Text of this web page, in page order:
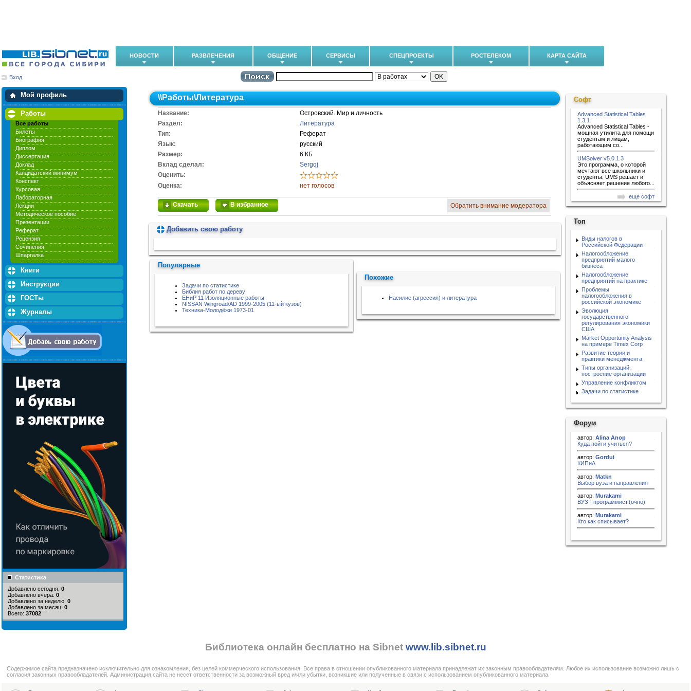
НОВОСТИ РАЗВЛЕЧЕНИЯ ОБЩЕНИЕ СЕРВИСЫ СПЕЦПРОЕКТЫ РОСТЕЛЕКОМ КАРТА САЙТА
Вход
Мой профиль
Мои закладки
Работы
Все работы
Билеты
Биография
Диплом
Диссертация
Доклад
Кандидатский минимум
Конспект
Курсовая
Лабораторная
Лекции
Методическое пособие
Презентации
Реферат
Рецензия
Сочинения
Шпаргалка
Книги
Инструкции
ГОСТы
Журналы
Статистика
Добавлено сегодня: 0
Добавлено вчера: 0
Добавлено за неделю: 0
Добавлено за месяц: 0
Всего: 37082
\\Работы\Литература
Название:
Островский. Мир и личность
Раздел:
Литература
Тип:
Реферат
Язык:
русский
Размер:
6 КБ
Вклад сделал:
Sergqj
Оценить:
Оценка:
нет голосов
Скачать В избранное Обратить внимание модератора
Добавить свою работу
Популярные
Задачи по статистике
Библия работ по дереву
ЕНиР 11 Изоляционные работы
NISSAN Wingroad/AD 1999-2005 (11-ый кузов)
Техника-Молодёжи 1973-01
Похожие
Насилие (агрессия) и литература
Софт
Advanced Statistical Tables
1.3.1
Advanced Statistical Tables -
мощная утилита для помощи
студентам и лицам,
работающим со...
UMSolver v5.0.1.3
Это программа, о которой
мечтают все школьники и
студенты. UMS решает и
объясняет решение любого...
еще софт
Топ
Виды налогов в
Российской Федерации
Налогообложение
предприятий малого
бизнеса
Налогообложение
предприятий на практике
Проблемы
налогообложения в
российской экономике
Эволюция
государственного
регулирования экономики
США
Market Opportunity Analysis
на примере Timex Corp
Развитие теории и
практики менеджмента
Типы организаций,
построение организации
Управление конфликтом
Задачи по статистике
Форум
автор: Alina Anop
Куда пойти учиться?
автор: Gordui
КИПиА
автор: Matkn
Выбор вуза и направления
автор: Murakami
ВУЗ - программист.(очно)
автор: Murakami
Кто как списывает?
Библиотека онлайн бесплатно на Sibnet www.lib.sibnet.ru
Cодержимое сайта предназначено исключительно для ознакомления, без целей коммерческого использования. Все права в отношении опубликованного материала принадлежат их законным правообладателям. Любое их использование возможно лишь с
согласия законных правообладателей. Администрация сайта не несет ответственности за возможный вред и/или убытки, возникшие или полученные в связи с использованием опубликованного материала.